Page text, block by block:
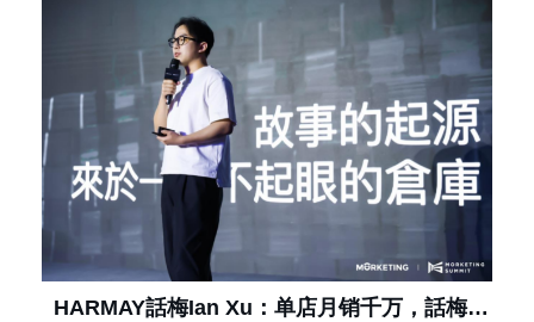
HARMAY話梅Ian Xu：单店月销千万，話梅的